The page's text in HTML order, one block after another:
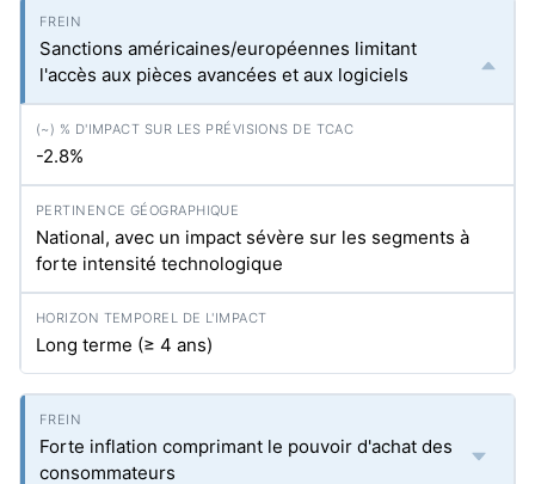
Sanctions américaines/européennes limitant
l'accès aux pièces avancées et aux logiciels
-2.8%
National, avec un impact sévère sur les segments à
forte intensité technologique
Long terme (≥ 4 ans)
Forte inflation comprimant le pouvoir d'achat des
consommateurs